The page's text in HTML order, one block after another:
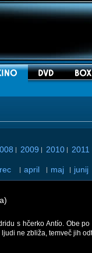
| 2009 | 2010 | 2011
| april | maj | junij
s hčerko Antío. Obe
ne zbliža, temveč jih